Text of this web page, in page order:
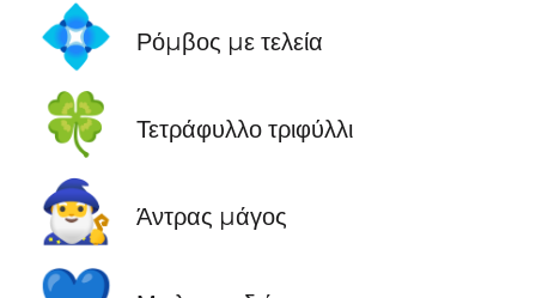
💠 Ρόμβος με τελεία
🍀 Τετράφυλλο τριφύλλι
🧙‍♂️ Άντρας μάγος